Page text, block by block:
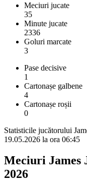
Meciuri jucate
35
Minute jucate
2336
Goluri marcate
3
Pase decisive
1
Cartonașe galbene
4
Cartonașe roșii
0
Statisticile jucătorului
19.05.2026 la ora 06:45
Meciuri James
2026